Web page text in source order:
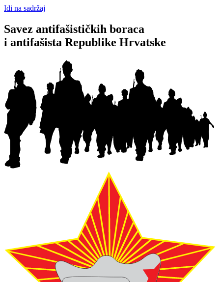
Idi na sadržaj
Savez antifašističkih boraca
i antifašista Republike Hrvatske